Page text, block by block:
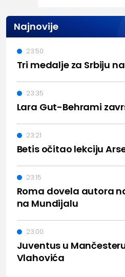
Najnovije
Tri medalje za Srbiju na
23:50
Lara Gut-Behrami
23:35
Betis očitao lekciju
23:21
Roma dovela autora
na Mundijalu
23:15
Juventus u
Vlahovića
23:00